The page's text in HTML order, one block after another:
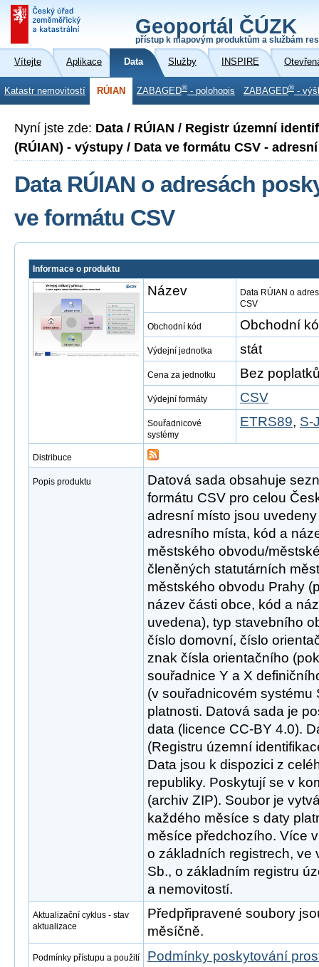
Geoportál ČÚZK
přístup k mapovým produktům a službám
Vítejte Aplikace Data Služby INSPIRE
Katastr nemovitostí RÚIAN ZABAGED® - polohopis ZABAGED® -
Nyní jste zde: Data / RÚIAN / Registr územní
(RÚIAN) - výstupy / Data ve formátu CSV -
Data RÚIAN o adresách
ve formátu CSV
Informace o produktu
Název
Data RÚIAN o
CSV
Obchodní kód Obchodní
Výdejní jednotka stát
Cena za jednotku Bez
Výdejní formáty CSV
Souřadnicové
systémy
ETRS89, S-
Distribuce
Popis produktu
Datová sada obsahuje
formátu CSV pro celou
adresní místo jsou
adresního místa, kód a
městského obvodu/
členěných statutárních
městského obvodu Prahy
název části obce, kód a
uvedena), typ stavebního
číslo domovní, číslo
znak čísla orientačního
souřadnice Y a X
(v souřadnicovém systému
platnosti. Datová sada je
data (licence CC-BY 4.0).
(Registru územní
Data jsou k dispozici z
republiky. Poskytují se v
(archiv ZIP). Soubor je
každého měsíce s daty
měsíce předchozího. Více
o základních registrech, ve
Sb., o základním registru
a nemovitostí.
Aktualizační cyklus - stav
aktualizace
Předpřipravené soubory
měsíčně.
Podmínky přístupu a použití
Podmínky poskytování